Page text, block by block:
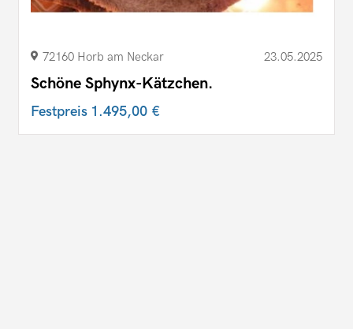
72160 Horb am Neckar 23.05.2025
Schöne Sphynx-Kätzchen.
Festpreis 1.495,00 €